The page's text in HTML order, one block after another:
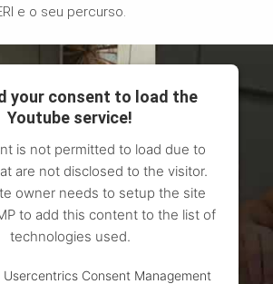
e o seu percurso.
your consent to load the
Youtube service!
is not permitted to load due to
are not disclosed to the visitor.
owner needs to setup the site
to add this content to the list of
technologies used.
Usercentrics Consent Management